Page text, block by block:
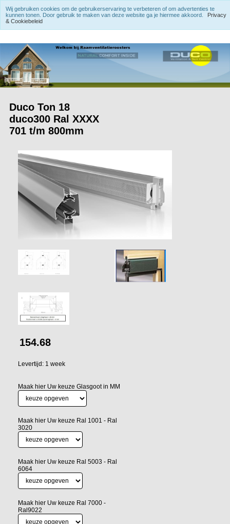
Duco Ton 18
duco300 Ral XXXX
701 t/m 800mm
154.68
Levertijd: 1 week
Maak hier Uw keuze Glasgoot in MM
Maak hier Uw keuze Ral 1001 - Ral
3020
Maak hier Uw keuze Ral 5003 - Ral
6064
Maak hier Uw keuze Ral 7000 -
Ral9022
Wij gebruiken cookies om de gebruikerservaring te verbeteren of om advertenties te
kunnen tonen. Door gebruik te maken van deze website ga je hiermee akkoord.
Privacy
& Cookiebeleid